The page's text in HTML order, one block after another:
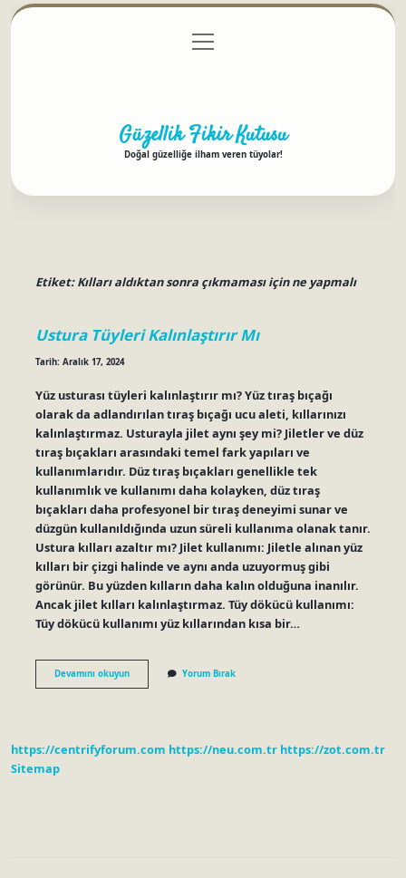
Gizlilik Politikası
menüyü
aç
Güzellik Fikir Kutusu
Doğal güzelliğe ilham veren tüyolar!
Etiket:Kılları aldıktan sonra çıkmaması için ne yapmalı
Ustura Tüyleri Kalınlaştırır Mı
Tarih: Aralık 17, 2024
Yüz usturası tüyleri kalınlaştırır mı? Yüz tıraş bıçağı
olarak da adlandırılan tıraş bıçağı ucu aleti, kıllarınızı
kalınlaştırmaz. Usturayla jilet aynı şey mi? Jiletler ve düz
tıraş bıçakları arasındaki temel fark yapıları ve
kullanımlarıdır. Düz tıraş bıçakları genellikle tek
kullanımlık ve kullanımı daha kolayken, düz tıraş
bıçakları daha profesyonel bir tıraş deneyimi sunar ve
düzgün kullanıldığında uzun süreli kullanıma olanak tanır.
Ustura kılları azaltır mı? Jilet kullanımı: Jiletle alınan yüz
kılları bir çizgi halinde ve aynı anda uzuyormuş gibi
görünür. Bu yüzden kılların daha kalın olduğuna inanılır.
Ancak jilet kılları kalınlaştırmaz. Tüy dökücü kullanımı:
Tüy dökücü kullanımı yüz kıllarından kısa bir…
Devamını okuyunUstura
Tüyleri
Yorum Bırak
https://centrifyforum.com https://neu.com.tr https://zot.com.tr
Sitemap